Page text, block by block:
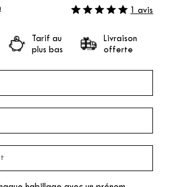
1 avis
Tarif au
plus bas
Livraison
offerte